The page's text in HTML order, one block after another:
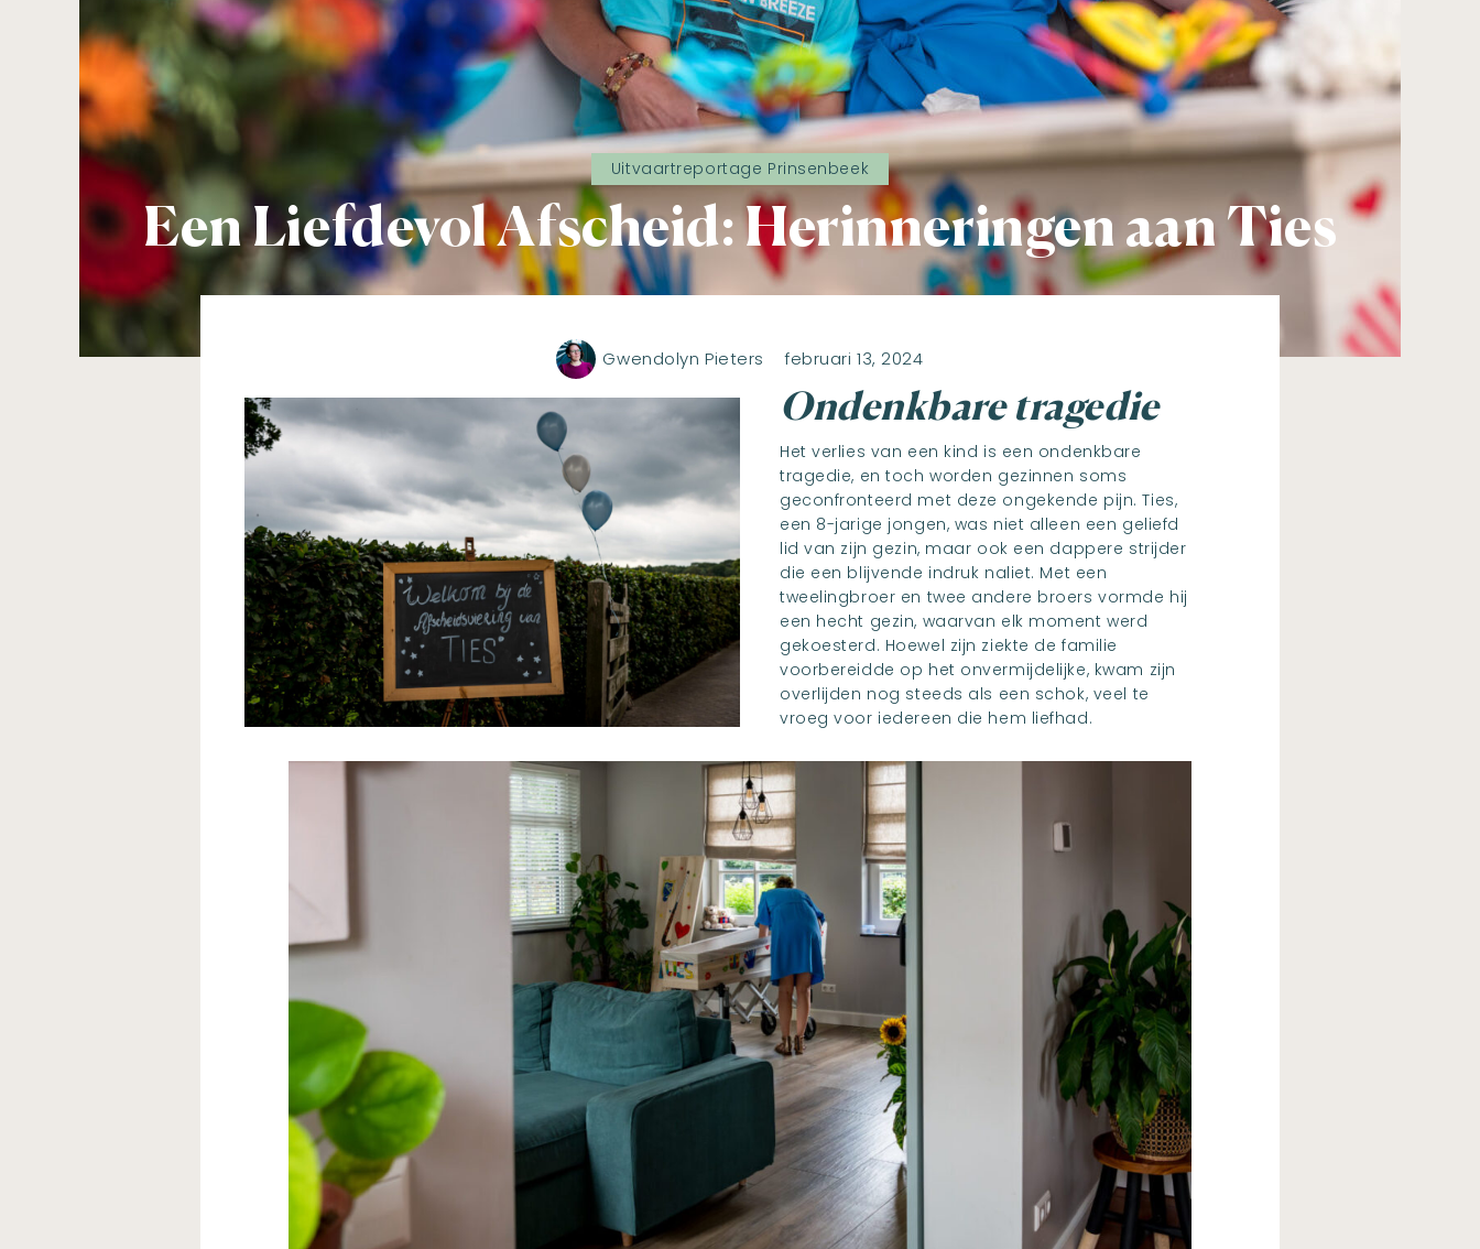
Uitvaartreportage Prinsenbeek
Een Liefdevol Afscheid: Herinneringen aan Ties
Gwendolyn Pieters februari 13, 2024
Ondenkbare tragedie
Het verlies van een kind is een ondenkbare
tragedie, en toch worden gezinnen soms
geconfronteerd met deze ongekende pijn. Ties,
een 8-jarige jongen, was niet alleen een geliefd
lid van zijn gezin, maar ook een dappere strijder
die een blijvende indruk naliet. Met een
tweelingbroer en twee andere broers vormde hij
een hecht gezin, waarvan elk moment werd
gekoesterd. Hoewel zijn ziekte de familie
voorbereidde op het onvermijdelijke, kwam zijn
overlijden nog steeds als een schok, veel te
vroeg voor iedereen die hem liefhad.